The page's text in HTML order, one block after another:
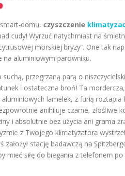
domu, czyszczenie
cudy! Wyrzuć natychmiast na
morskiej bryzy”. One tak
aluminiowym parowniku.
przegrzaną parą o
i ostateczna broń! Ta
lamelek, z furią roztapia
anihiluje czarne, złośliwe
i absolutnie bez użycia ani grama
z Twojego klimatyzatora
stację badawczą na
mieć siłę do biegania z telefonem po